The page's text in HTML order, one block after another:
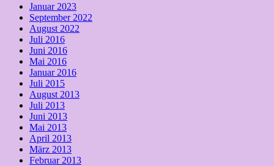
Januar 2023
September 2022
August 2022
Juli 2016
Juni 2016
Mai 2016
Januar 2016
Juli 2015
August 2013
Juli 2013
Juni 2013
Mai 2013
April 2013
März 2013
Februar 2013